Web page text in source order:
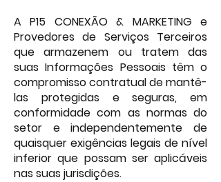
A P15 CONEXÃO & MARKETING e
Provedores de Serviços Terceiros
que armazenem ou tratem das
suas Informações Pessoais têm o
compromisso contratual de mantê-
las protegidas e seguras, em
conformidade com as normas do
setor e independentemente de
quaisquer exigências legais de nível
inferior que possam ser aplicáveis
nas suas jurisdições.